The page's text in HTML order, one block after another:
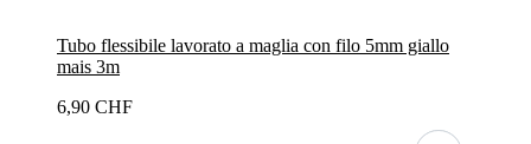
Tubo flessibile lavorato a maglia con filo 5mm giallo
mais 3m
6,90 CHF